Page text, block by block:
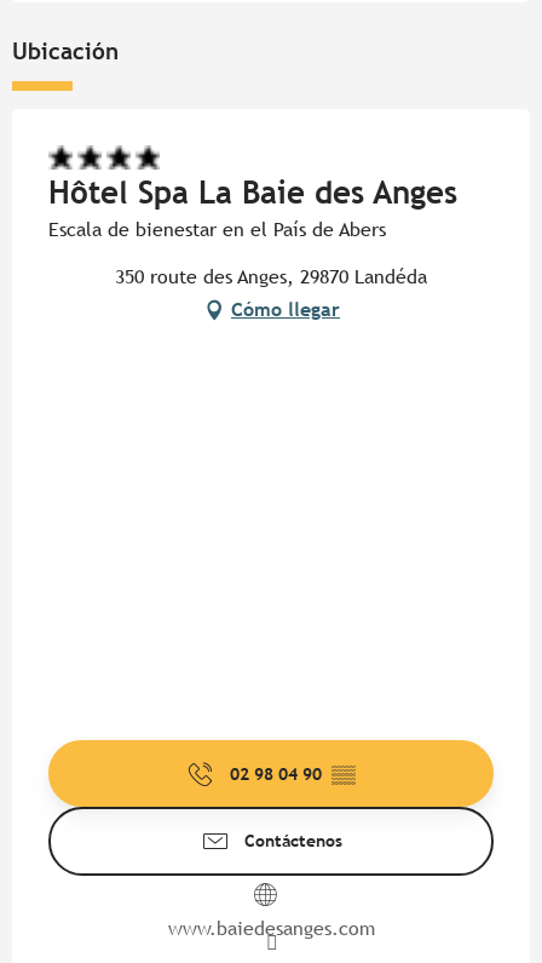
Ubicación
Hôtel Spa La Baie des Anges
Escala de bienestar en el País de Abers
350 route des Anges, 29870 Landéda
Cómo llegar
02 98 04 90 ▒▒
Contáctenos
www.baiedesanges.com